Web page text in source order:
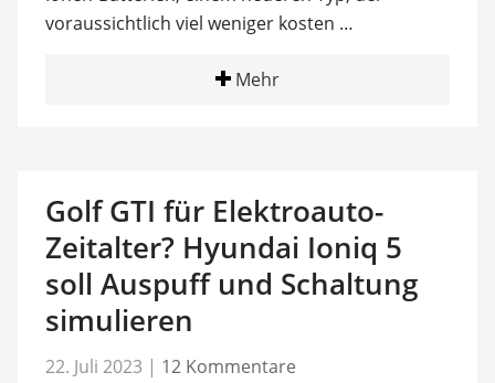
voraussichtlich viel weniger kosten …
Mehr
Golf GTI für Elektroauto-
Zeitalter? Hyundai Ioniq 5
soll Auspuff und Schaltung
simulieren
22. Juli 2023 | 12 Kommentare